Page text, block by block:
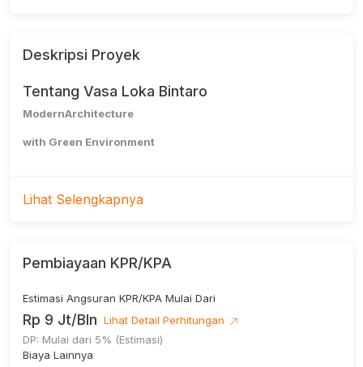
Deskripsi Proyek
Tentang Vasa Loka Bintaro
ModernArchitecture
with Green Environment
Direncanakan akan dibangun sebanyak
Loka memiliki dua tipe, Tipe Standar
Located in Bintaro :
Lihat Selengkapnya
Pembiayaan KPR/KPA
Estimasi Angsuran KPR/KPA Mulai Dari
Rp 9 Jt/Bln Lihat Detail Perhitungan
DP: Mulai dari 5% (Estimasi)
Biaya Lainnya